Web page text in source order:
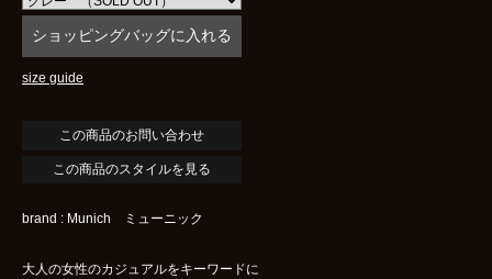
size guide
この商品のスタイルを見る
brand : Munich ミューニック
大人の女性のカジュアルをキーワードに